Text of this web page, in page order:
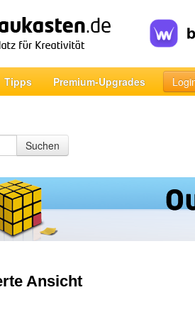
Tipps Premium-Upgrades
Suchen
Ansicht